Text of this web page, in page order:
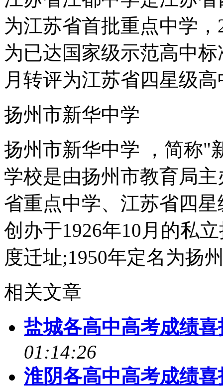
为江苏省首批重点中学
为已达国家级示范高中
月转评为江苏省四星级高
扬州市新华中学
扬州市新华中学 ，简称"
学校是由扬州市教育局
省重点中学、江苏省四
创办于1926年10月的私
度迁址;1950年定名为扬
相关文章
盐城各高中高考成绩
01:14:26
淮阴各高中高考成绩